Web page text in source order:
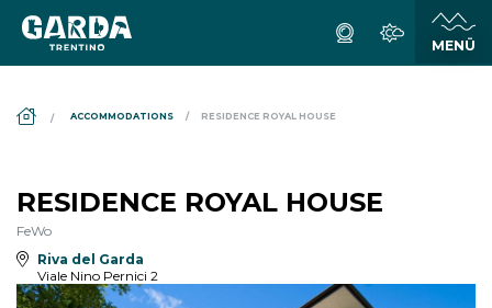
ACCOMMODATIONS RESIDENCE ROYAL HOUSE
RESIDENCE ROYAL HOUSE
FeWo
Riva del Garda
Viale Nino Pernici 2